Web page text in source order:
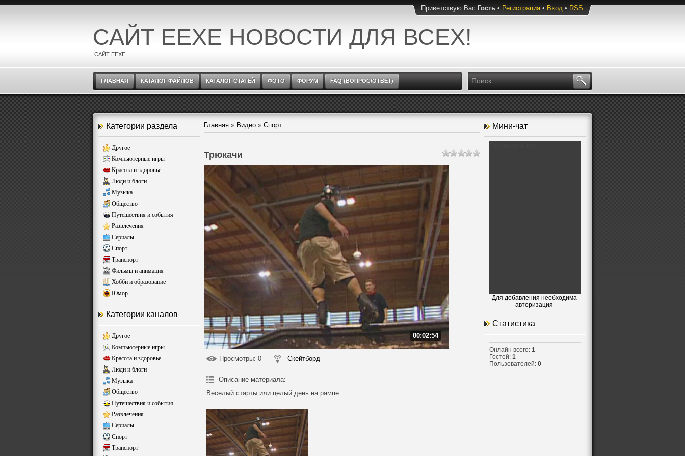
Приветствую Вас Гость • Регистрация • Вход • RSS
САЙТ EEXE НОВОСТИ ДЛЯ ВСЕХ!
САЙТ EEXE
ГЛАВНАЯ КАТАЛОГ ФАЙЛОВ КАТАЛОГ СТАТЕЙ ФОТО ФОРУМ FAQ (ВОПРОС/ОТВЕТ)
Категории раздела
Другое
Компьютерные игры
Красота и здоровье
Люди и блоги
Музыка
Общество
Путешествия и события
Развлечения
Сериалы
Спорт
Транспорт
Фильмы и анимация
Хобби и образование
Юмор
Категории каналов
Другое
Компьютерные игры
Красота и здоровье
Люди и блоги
Музыка
Общество
Путешествия и события
Развлечения
Сериалы
Спорт
Транспорт
Главная » Видео » Спорт
Трюкачи
00:02:54
Просмотры: 0 Скейтборд
Описание материала:
Веселый старты или целый день на рампе.
Мини-чат
Для добавления необходима
авторизация
Статистика
Онлайн всего: 1
Гостей: 1
Пользователей: 0